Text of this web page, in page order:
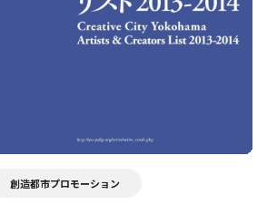
創造都市プロモーション